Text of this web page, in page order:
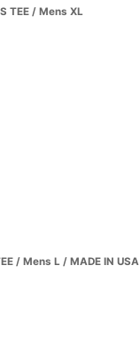
TEE / Mens XL
/ Mens L / MADE IN USA